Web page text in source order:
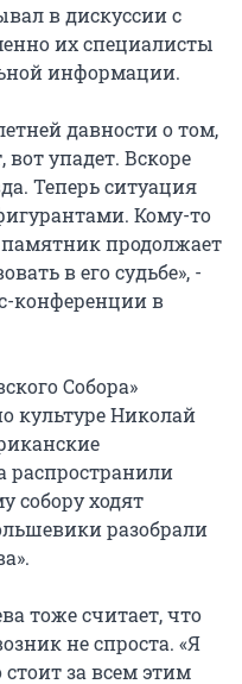
в дискуссии с
их специалисты
информации.
давности о том,
вот упадет. Вскоре
Теперь ситуация
Кому-то
продолжает
в его судьбе», -
конференции в
Собора»
культуре Николай
распространили
собору ходят
разобрали
тоже считает, что
не спроста. «Я
за всем этим